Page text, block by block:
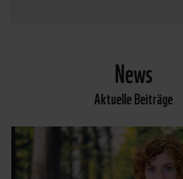
News
Aktuelle Beiträge